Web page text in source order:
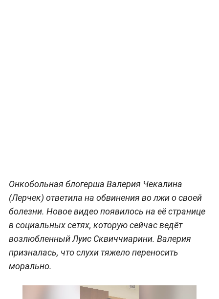
Онкобольная блогерша Валерия Чекалина
(Лерчек) ответила на обвинения во лжи о своей
болезни. Новое видео появилось на её странице
в социальных сетях, которую сейчас ведёт
возлюбленный Луис Сквиччиарини. Валерия
призналась, что слухи тяжело переносить
морально.